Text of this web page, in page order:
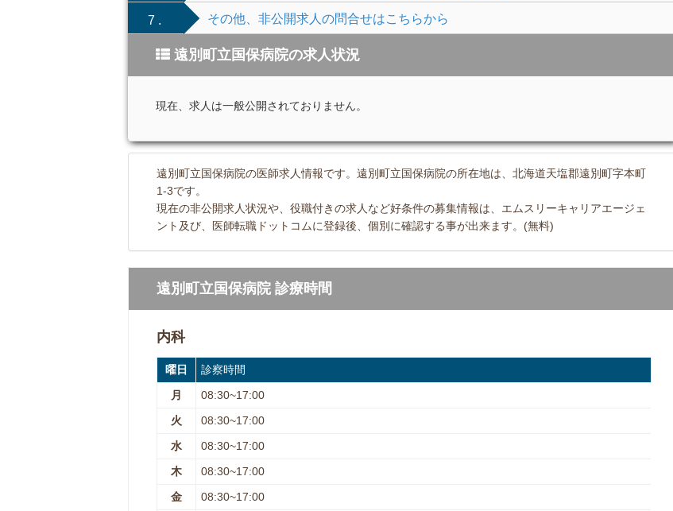
7 . その他、非公開求人の問合せはこちらから
遠別町立国保病院の求人状況
現在、求人は一般公開されておりません。
遠別町立国保病院の医師求人情報です。遠別町立国保病院の所在地は、北海道天塩郡遠別町字本町
1-3です。
現在の非公開求人状況や、役職付きの求人など好条件の募集情報は、エムスリーキャリアエージェ
ント及び、医師転職ドットコムに登録後、個別に確認する事が出来ます。(無料)
遠別町立国保病院 診療時間
内科
曜日
診察時間
月
08:30~17:00
火
08:30~17:00
水
08:30~17:00
木
08:30~17:00
金
08:30~17:00